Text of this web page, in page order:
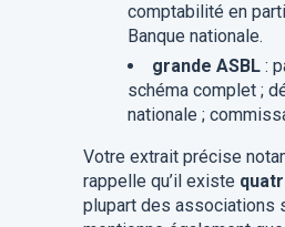
comptabilité en
Banque nationale.
grande ASBL:
schéma complet ;
nationale ;
Votre extrait précise
rappelle qu’il existe
plupart des associations